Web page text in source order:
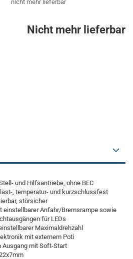
nicht mehr lieferbar
Nicht mehr lieferbar
und Hilfsantriebe, ohne BEC
, temperatur- und kurzschlussfest
störsicher
einstellbarer Anfahr/Bremsrampe sowie
für LEDs
Maximaldrehzahl
mit externem Poti
Ausgang mit Soft-Start